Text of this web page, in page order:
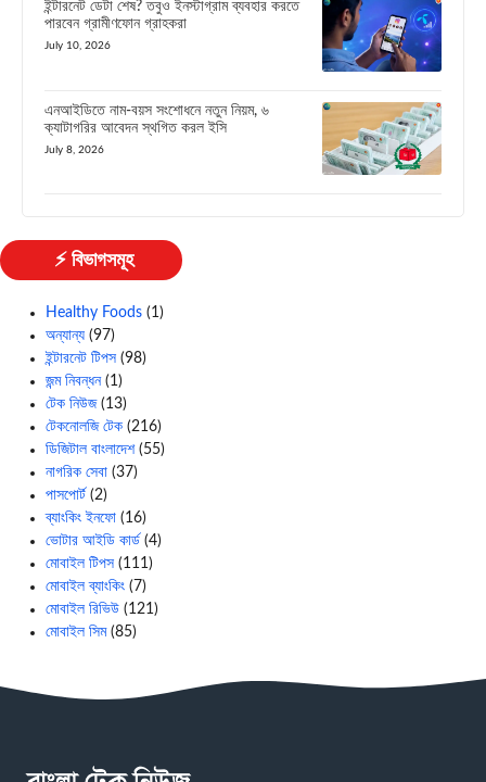
ইন্টারনেট ডেটা শেষ? তবুও ইনস্টাগ্রাম ব্যবহার করতে
পারবেন গ্রামীণফোন গ্রাহকরা
July 10, 2026
এনআইডিতে নাম-বয়স সংশোধনে নতুন নিয়ম, ৬
ক্যাটাগরির আবেদন স্থগিত করল ইসি
July 8, 2026
⚡ বিভাগসমূহ
Healthy Foods (1)
অন্যান্য (97)
ইন্টারনেট টিপস (98)
জন্ম নিবন্ধন(1)
টেক নিউজ(13)
টেকনোলজি টেক (216)
ডিজিটাল বাংলাদেশ(55)
নাগরিক সেবা (37)
পাসপোর্ট (2)
ব্যাংকিং ইনফো (16)
ভোটার আইডি কার্ড (4)
মোবাইল টিপস (111)
মোবাইল ব্যাংকিং (7)
মোবাইল রিভিউ (121)
মোবাইল সিম(85)